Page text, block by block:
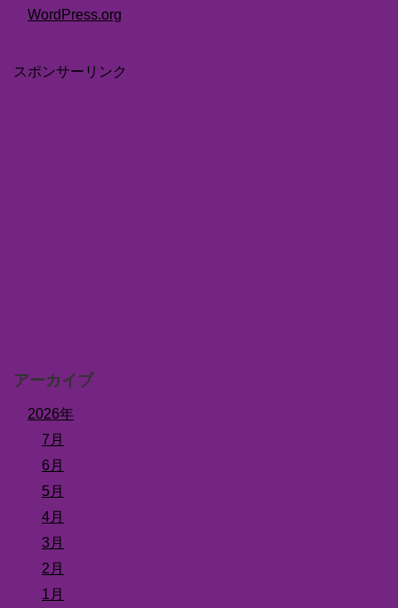
WordPress.org
スポンサーリンク
アーカイブ
2026年
7月
6月
5月
4月
3月
2月
1月